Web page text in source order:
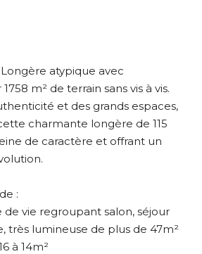
Longère atypique avec
m² de terrain sans vis à vis.
et des grands espaces,
charmante longère de 115
de caractère et offrant un
:
de vie regroupant salon, séjour
très lumineuse de plus de 47m²
à 14m²